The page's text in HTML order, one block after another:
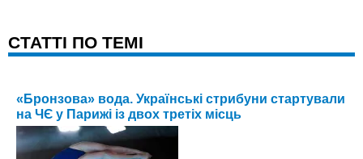
CТАТТІ ПО ТЕМІ
«Бронзова» вода. Українські стрибуни стартували
на ЧЄ у Парижі із двох третіх місць